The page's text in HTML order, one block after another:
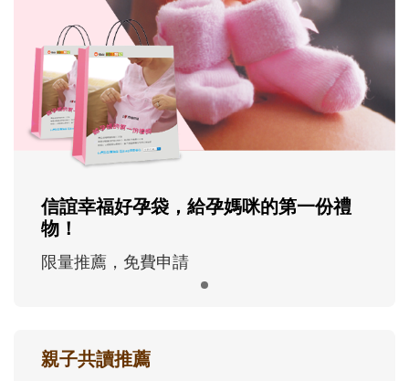
信誼幸福好孕袋，給孕媽咪的第一份禮
物！
限量推薦，免費申請
親子共讀推薦